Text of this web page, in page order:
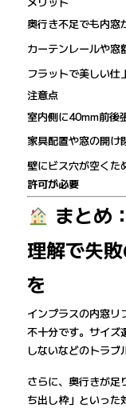
奥行き不足でも内窓
カーテンレールや窓
フラットで美しい仕
注意点
室内側に40mm前後
家具配置や窓の開け
壁にビス穴が空くた
許可が必要
まとめ
理解で失
を
インプラスの内窓リ
不十分です。サイズ
しないなどのトラブ
さらに、奥行きが足
ち出し枠」といった